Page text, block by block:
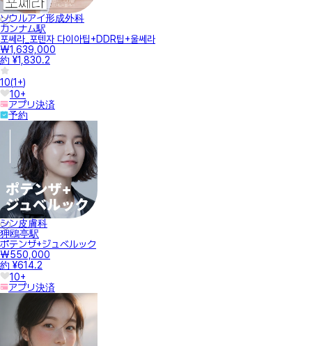
ソウルアイ形成外科
カンナム駅
포쎄라_포텐자 다이아팁+DDR팁+울쎄라
₩1,639,000
約 ¥1,830.2
10(1+)
10+
アプリ決済
予約
シン皮膚科
狎鴎亭駅
ポテンザ+ジュベルック
₩550,000
約 ¥614.2
10+
アプリ決済